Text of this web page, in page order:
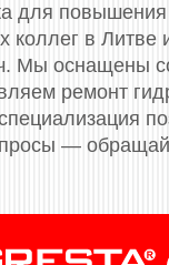
для
коллег в
Мы оснащены
ремонт
—